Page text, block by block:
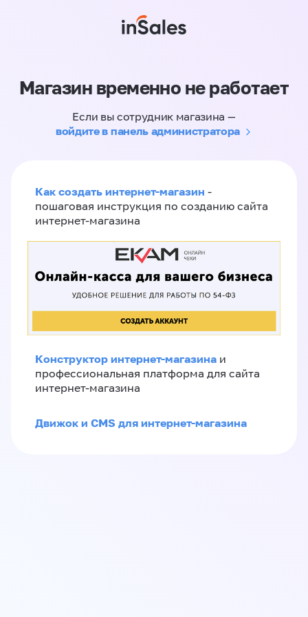
Магазин временно не работает
Если вы сотрудник магазина —
войдите в панель администратора
Как создать интернет-магазин -
пошаговая инструкция по созданию сайта
интернет-магазина
Конструктор интернет-магазина и
профессиональная платформа для сайта
интернет-магазина
Движок и CMS для интернет-магазина